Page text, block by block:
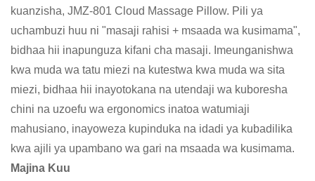
kuanzisha, JMZ-801 Cloud Massage Pillow. Pili ya
uchambuzi huu ni "masaji rahisi + msaada wa kusimama",
bidhaa hii inapunguza kifani cha masaji. Imeunganishwa
kwa muda wa tatu miezi na kutestwa kwa muda wa sita
miezi, bidhaa hii inayotokana na utendaji wa kuboresha
chini na uzoefu wa ergonomics inatoa watumiaji
mahusiano, inayoweza kupinduka na idadi ya kubadilika
kwa ajili ya upambano wa gari na msaada wa kusimama.
Majina Kuu